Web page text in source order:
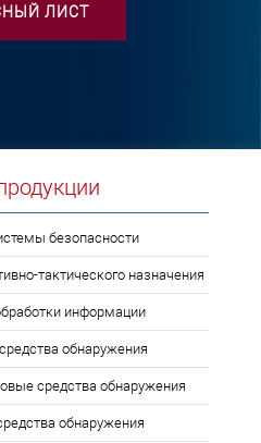
ЛИСТ
безопасности
тактического назначения
информации
обнаружения
средства обнаружения
обнаружения